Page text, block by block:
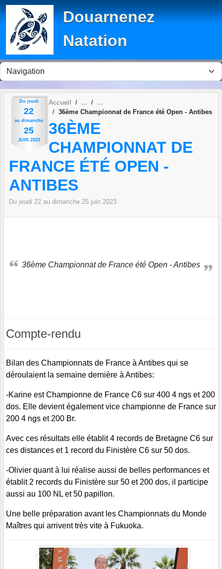
Douarnenez
Natation
Du jeudi
22
au dimanche
25
JUIN 2023
Accueil
36ème Championnat de France été Open - Antibes
36ÈME
CHAMPIONNAT DE
FRANCE ÉTÉ OPEN -
ANTIBES
Du jeudi 22 au dimanche 25 juin 2023
36ème Championnat de France été Open - Antibes
Compte-rendu
Bilan des Championnats de France à Antibes qui se
déroulaient la semaine dernière à Antibes:
-Karine est Championne de France C6 sur 400 4 ngs et 200
dos. Elle devient également vice championne de France sur
200 4 ngs et 200 Br.
Avec ces résultats elle établit 4 records de Bretagne C6 sur
ces distances et 1 record du Finistère C6 sur 50 dos.
-Olivier quant à lui réalise aussi de belles performances et
établit 2 records du Finistère sur 50 et 200 dos, il participe
aussi au 100 NL et 50 papillon.
Une belle préparation avant les Championnats du Monde
Maîtres qui arrivent très vite à Fukuoka.
Panneau de gestion des cookies